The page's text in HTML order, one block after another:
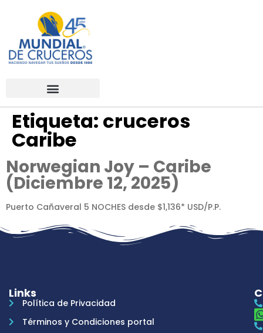
Etiqueta: cruceros
Caribe
Norwegian Joy – Caribe
(Diciembre 12, 2025)
Puerto Cañaveral 5 NOCHES desde $1,136* USD/P.P.
Links
Política de Privacidad
Términos y Condiciones portal